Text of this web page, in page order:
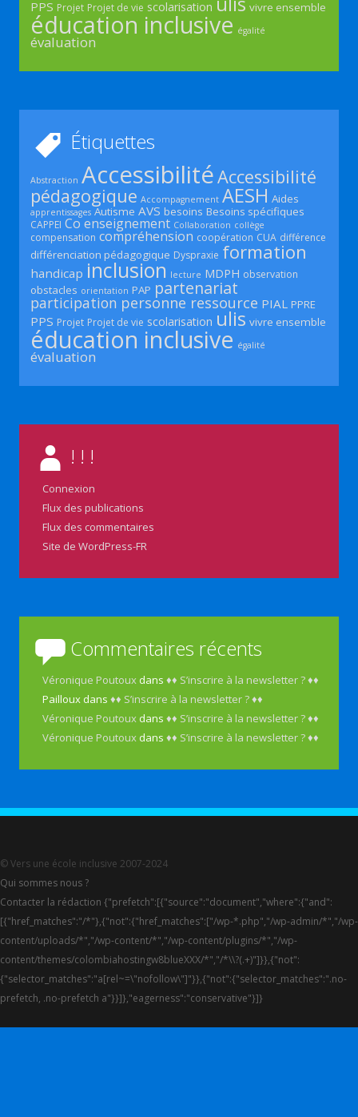
PPS Projet Projet de vie scolarisation vivre ensemble
éducation inclusive égalité
évaluation
Étiquettes
Abstraction AccessibilitéAccessibilité
pédagogique Accompagnement AESH Aides
apprentissages Autisme AVS besoins Besoins spécifiques
CAPPEI Co enseignement Collaboration collège
compensation compréhension coopération CUA différence
différenciation pédagogique Dyspraxie formation
handicap inclusion lecture MDPH observation
obstacles orientation PAP partenariat
participation personne ressource PIAL PPRE
PPS Projet Projet de vie scolarisation ulis vivre ensemble
éducation inclusive égalité
évaluation
! ! !
Connexion
Flux des publications
Flux des commentaires
Site de WordPress-FR
Commentaires récents
Véronique Poutoux dans♦♦ S’inscrire à la newsletter ? ♦♦
Pailloux dans♦♦ S’inscrire à la newsletter ? ♦♦
Véronique Poutoux dans♦♦ S’inscrire à la newsletter ? ♦♦
Véronique Poutoux dans♦♦ S’inscrire à la newsletter ? ♦♦
© Vers une école inclusive 2007-2024
Qui sommes nous ?
Contacter la rédaction {"prefetch":[{"source":"document","where":{"and":
[{"href_matches":"/*"},{"not":{"href_matches":["/wp-*.php","/wp-admin/*","/wp-
content/uploads/*","/wp-content/*","/wp-content/plugins/*","/wp-
content/themes/colombiahostingw8blueXXX/*","/*\\?(.+)"]}},{"not":
{"selector_matches":"a[rel~=\"nofollow\"]"}},{"not":{"selector_matches":".no-
prefetch, .no-prefetch a"}}]},"eagerness":"conservative"}]}